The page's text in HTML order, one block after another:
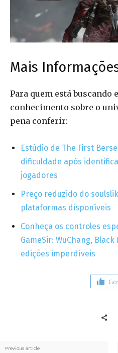
Mais
Para quem está buscando
conhecimento sobre o
pena conferir:
Estúdio de The First
dificuldade após
jogadores
Preço reduzido do
plataformas disponíveis
Conheça os controles
GameSir: WuChang,
edições imperdíveis
Previous article